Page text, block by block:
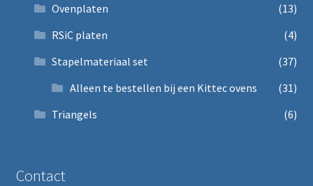
Ovenplaten
(13)
RSiC platen
(4)
Stapelmateriaal set
(37)
Alleen te bestellen bij een Kittec ovens
(31)
Triangels
(6)
Contact